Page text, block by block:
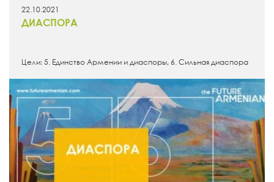
22.10.2021
ДИАСПОРА
Цели։ 5. Единство Армении и диаспоры, 6. Сильная диаспора